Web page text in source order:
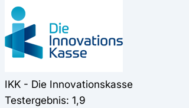
IKK - Die Innovationskasse
Testergebnis: 1,9